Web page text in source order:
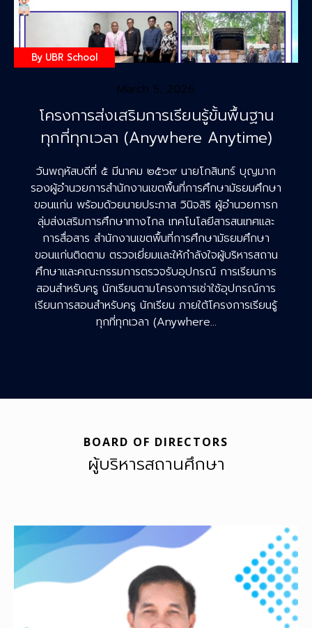
By UBR School
March 5, 2026
โครงการส่งเสริมการเรียนรู้ขั้นพื้นฐาน
ทุกที่ทุกเวลา (Anywhere Anytime)
วันพฤหัสบดีที่ ๕ มีนาคม ๒๕๖๙ นายโกสินทร์ บุญมาก
รองผู้อำนวยการสำนักงานเขตพื้นที่การศึกษามัธยมศึกษา
ขอนแก่น พร้อมด้วยนายประภาส วินิจสิริ ผู้อำนวยการก
ลุ่มส่งเสริมการศึกษาทางไกล เทคโนโลยีสารสนเทศและ
การสื่อสาร สำนักงานเขตพื้นที่การศึกษามัธยมศึกษา
ขอนแก่นติดตาม ตรวจเยี่ยมและให้กำลังใจผู้บริหารสถาน
ศึกษาและคณะกรรมการตรวจรับอุปกรณ์ การเรียนการ
สอนสำหรับครู นักเรียนตามโครงการเช่าใช้อุปกรณ์การ
เรียนการสอนสำหรับครู นักเรียน ภายใต้โครงการเรียนรู้
ทุกที่ทุกเวลา (Anywhere…
BOARD OF DIRECTORS
ผู้บริหารสถานศึกษา